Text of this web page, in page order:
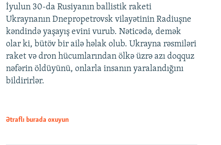
İyulun 30-da Rusiyanın ballistik raketi
Ukraynanın Dnepropetrovsk vilayətinin Radiuşne
kəndində yaşayış evini vurub. Nəticədə, demək
olar ki, bütöv bir ailə həlak olub. Ukrayna rəsmiləri
raket və dron hücumlarından ölkə üzrə azı doqquz
nəfərin öldüyünü, onlarla insanın yaralandığını
bildirirlər.
Ətraflı burada oxuyun